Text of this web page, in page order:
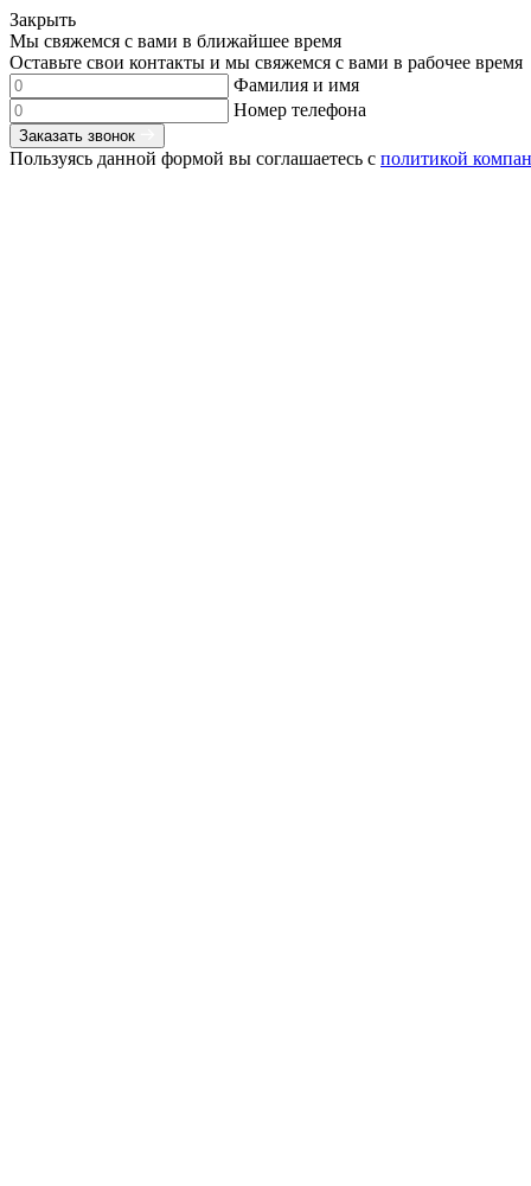
Закрыть
Мы свяжемся с вами в ближайшее время
Оставьте свои контакты и мы свяжемся с вами в рабочее время
Фамилия и имя
Номер телефона
Заказать звонок
Пользуясь данной формой вы соглашаетесь с политикой